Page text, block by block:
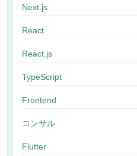
Next.js
React
React.js
TypeScript
Frontend
コンサル
Flutter